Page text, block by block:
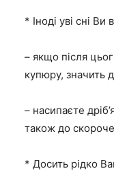
* Іноді уві сні
– якщо після
купюру, значить
– насипаєте
також до
* Досить рідко